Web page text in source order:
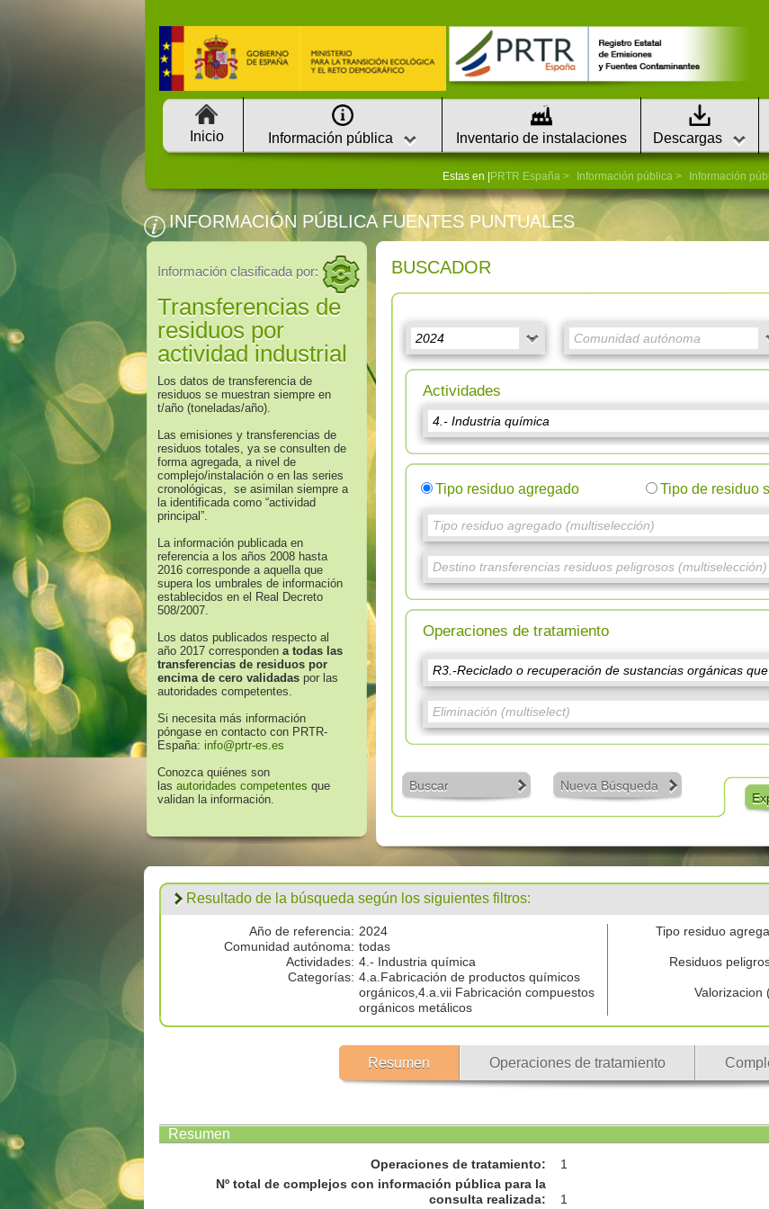
Inicio Información pública Inventario de instalaciones Descargas
Estas en | PRTR España Información pública Información
INFORMACIÓN PÚBLICA FUENTES PUNTUALES
Información clasificada por:
Transferencias de
residuos por
actividad industrial
Los datos de transferencia de
residuos se muestran siempre en
t/año (toneladas/año).
Las emisiones y transferencias de
residuos totales, ya se consulten de
forma agregada, a nivel de
complejo/instalación o en las series
cronológicas, se asimilan siempre a
la identificada como “actividad
principal”.
La información publicada en
referencia a los años 2008 hasta
2016 corresponde a aquella que
supera los umbrales de información
establecidos en el Real Decreto
508/2007.
Los datos publicados respecto al
año 2017 correspondena todas las
transferencias de residuos por
encima de cero validadaspor las
autoridades competentes.
Si necesita más información
póngase en contacto con PRTR-
España: info@prtr-es.es
Conozca quiénes son
las autoridades competentes que
validan la información.
BUSCADOR
Actividades
Tipo residuo agregado Tipo de residuo
Operaciones de tratamiento
Buscar
Nueva Búsqueda
Resultado de la búsqueda según los siguientes filtros:
Año de referencia: 2024
Comunidad autónoma: todas
Actividades: 4.- Industria química
Categorías: 4.a.Fabricación de productos químicos
orgánicos,4.a.vii Fabricación compuestos
orgánicos metálicos
Tipo residuo
Residuos
Valorizacion
Resumen Operaciones de tratamiento
Resumen
Operaciones de tratamiento:
1
Nº total de complejos con información pública para la
consulta realizada: 1